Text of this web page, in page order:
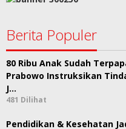
Berita Populer
80 Ribu Anak Sudah
Prabowo Instruksikan
J…
481 Dilihat
Pendidikan & Kesehatan